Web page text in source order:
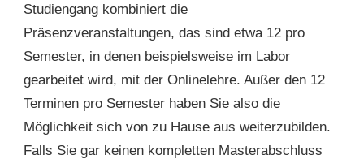
Studiengang kombiniert die
Präsenzveranstaltungen, das sind etwa 12 pro
Semester, in denen beispielsweise im Labor
gearbeitet wird, mit der Onlinelehre. Außer den 12
Terminen pro Semester haben Sie also die
Möglichkeit sich von zu Hause aus weiterzubilden.
Falls Sie gar keinen kompletten Masterabschluss